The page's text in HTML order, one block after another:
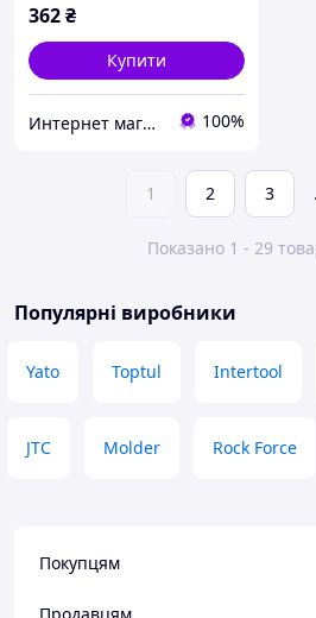
362₴
Купити
Интернет магазин "3 щітки" 100%
1 2 3
Показано 1 - 29
Популярні виробники
Yato Toptul Intertool
JTC Molder Rock Force
Покупцям